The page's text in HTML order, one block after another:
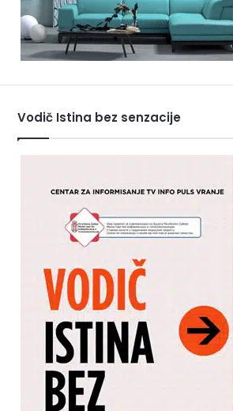
Vodič Istina bez senzacije